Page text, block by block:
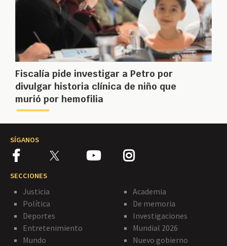
Fiscalía pide investigar a Petro por
divulgar historia clínica de niño que
murió por hemofilia
SÍGANOS
SECCIONES
Justicia
Política
Deportes
Entretenimiento
Mundo
Academia
De memoria
Investigaciones
Mundial 2026
Nuevo gobierno